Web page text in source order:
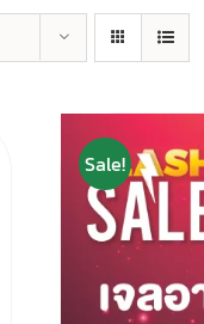
Sale!